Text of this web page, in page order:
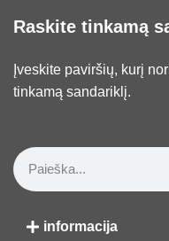
Raskite tinkamą
Įveskite paviršių, kurį
tinkamą sandariklį.
informacija